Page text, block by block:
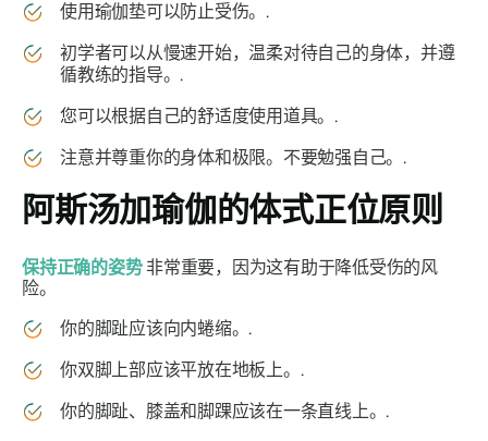
使用瑜伽垫可以防止受伤。.
初学者可以从慢速开始，温柔对待自己的身体，并遵
循教练的指导。.
您可以根据自己的舒适度使用道具。.
注意并尊重你的身体和极限。不要勉强自己。.
阿斯汤加瑜伽的体式正位原则
保持正确的姿势非常重要，因为这有助于降低受伤的风
险。
你的脚趾应该向内蜷缩。.
你双脚上部应该平放在地板上。.
你的脚趾、膝盖和脚踝应该在一条直线上。.